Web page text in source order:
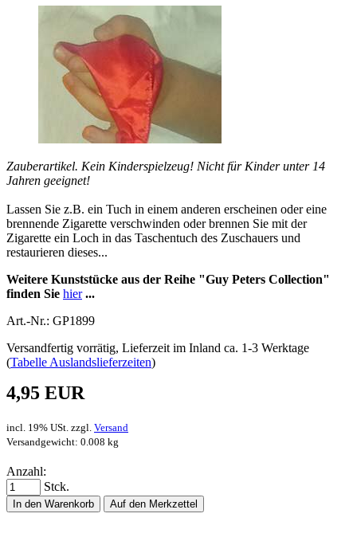
Zauberartikel. Kein Kinderspielzeug! Nicht für Kinder unter 14
Jahren geeignet!
Lassen Sie z.B. ein Tuch in einem anderen erscheinen oder eine
brennende Zigarette verschwinden oder brennen Sie mit der
Zigarette ein Loch in das Taschentuch des Zuschauers und
restaurieren dieses...
Weitere Kunststücke aus der Reihe "Guy Peters Collection"
finden Sie hier...
Art.-Nr.: GP1899
Versandfertig vorrätig, Lieferzeit im Inland ca. 1-3 Werktage
(Tabelle Auslandslieferzeiten)
4,95 EUR
incl. 19% USt. zzgl. Versand
Versandgewicht: 0.008 kg
Anzahl:
Stck.
In den Warenkorb Auf den Merkzettel